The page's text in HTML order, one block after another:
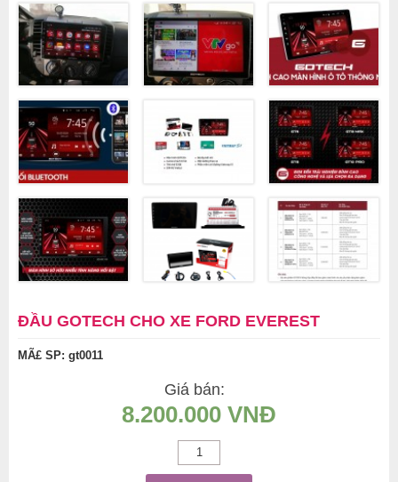
ĐẦU GOTECH CHO XE FORD EVEREST
MÃ£ SP: gt0011
Giá bán:
8.200.000 VNĐ